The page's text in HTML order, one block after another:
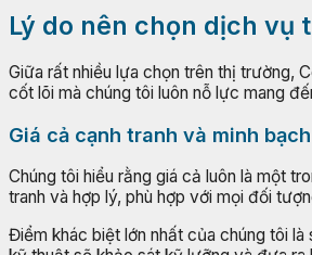
Lý do nên chọn dịch vụ
Giữa rất nhiều lựa chọn trên thị trường,
cốt lõi mà chúng tôi luôn nỗ lực mang
Giá cả cạnh tranh và minh bạch
Chúng tôi hiểu rằng giá cả luôn là một
tranh và hợp lý, phù hợp với mọi đối
Điểm khác biệt lớn nhất của chúng tôi